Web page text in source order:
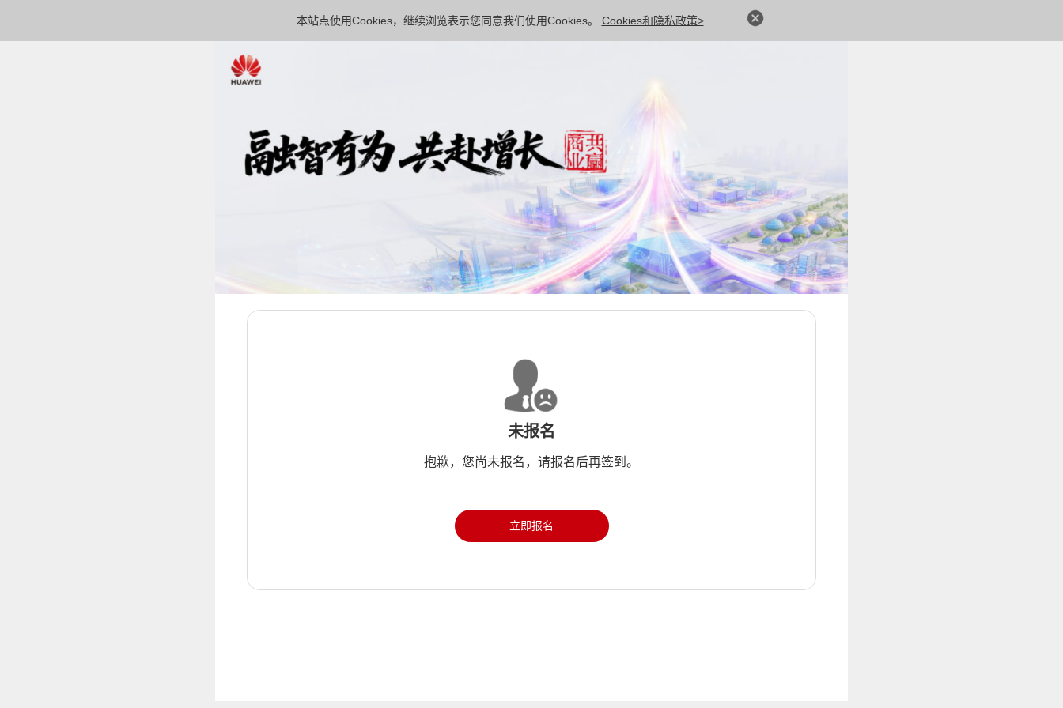
本站点使用Cookies，继续浏览表示您同意我们使用Cookies。 Cookies和隐私政策>
未报名
抱歉，您尚未报名，请报名后再签到。
立即报名